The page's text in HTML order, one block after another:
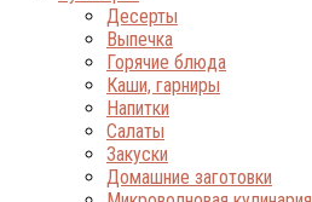
Десерты
Выпечка
Горячие блюда
Каши, гарниры
Напитки
Салаты
Закуски
Домашние заготовки